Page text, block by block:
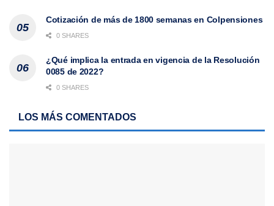
Cotización de más de 1800 semanas en Colpensiones
0 SHARES
¿Qué implica la entrada en vigencia de la Resolución
0085 de 2022?
0 SHARES
LOS MÁS COMENTADOS